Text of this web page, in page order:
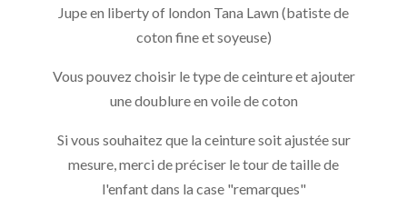
Jupe en liberty of london Tana Lawn (batiste de
coton fine et soyeuse)
Vous pouvez choisir le type de ceinture et ajouter
une doublure en voile de coton
Si vous souhaitez que la ceinture soit ajustée sur
mesure, merci de préciser le tour de taille de
l'enfant dans la case "remarques"